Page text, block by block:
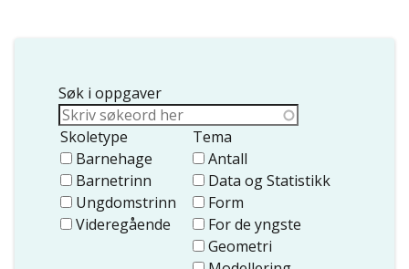
Søk i oppgaver
Skoletype
Barnehage
Barnetrinn
Ungdomstrinn
Videregående
Tema
Antall
Data og Statistikk
Form
For de yngste
Geometri